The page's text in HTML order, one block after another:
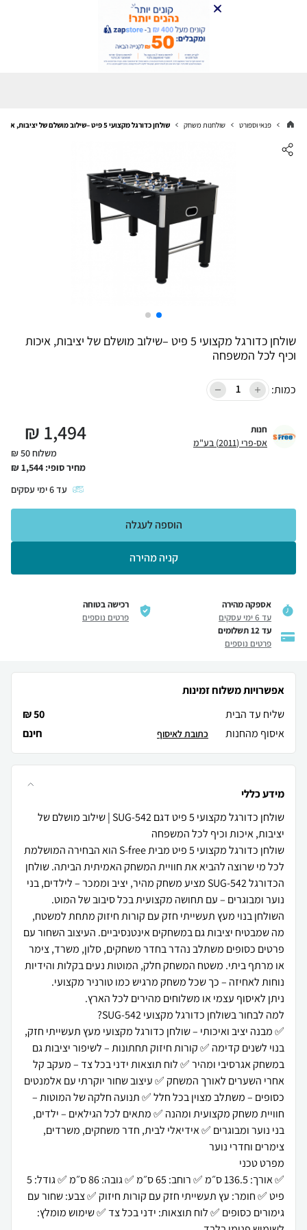
פנאי וספורט שולחנות משחק שולחן כדורגל מקצועי 5 פיט –שילוב מושלם של יציבות, איכות וכיף לכל המשפחה
שולחן כדורגל מקצועי 5 פיט –שילוב מושלם של יציבות, איכות
וכיף לכל המשפחה
כמות:
חנות
אס-פרי (2011) בע"מ 1,494
₪
משלוח 50 ₪
מחיר סופי: 1,544
₪
עד6ימי עסקים
קניה מהירה
הוספה לעגלה
אספקה מהירה
עד 6 ימי עסקים
רכישה בטוחה
פרטים נוספים
עד 12 תשלומים
פרטים נוספים
אפשרויות משלוח זמינות
שליח עד הבית
50 ₪
איסוף מהחנות
חינם כתובת לאיסוף
מידע כללי
שולחן כדורגל מקצועי 5 פיט דגם SUG-542 | שילוב מושלם של
שולחן כדורגל מקצועי 5 פיט מבית S-free הוא הבחירה המושלמת
לכל מי שרוצה להביא את חוויית המשחק האמיתית הביתה. שולחן
הכדורגל SUG-542 מציע משחק מהיר, יציב וממכר – לילדים, בני
השולחן בנוי מעץ תעשייתי חזק עם קורות חיזוק מתחת למשטח,
מה שמבטיח יציבות גם במשחקים אינטנסיביים. העיצוב השחור עם
פרטים כסופים משתלב נהדר בחדר משחקים, סלון, משרד, צימר
או מרתף ביתי. משטח המשחק חלק, המוטות נעים בקלות והידיות
✅ מבנה יציב ואיכותי – שולחן כדורגל מקצועי מעץ תעשייתי חזק,
בנוי לשנים קדימה ✅ קורות חיזוק תחתונות – לשיפור יציבות גם
במשחק אגרסיבי ומהיר ✅ לוח תוצאות ידני בכל צד – מעקב קל
אחרי השערים לאורך המשחק ✅ עיצוב שחור יוקרתי עם אלמנטים
כסופים – משתלב מצוין בכל חלל ✅ תנועה חלקה של המוטות –
חוויית משחק מקצועית ומהנה ✅ מתאים לכל הגילאים – ילדים,
בני נוער ומבוגרים ✅ אידיאלי לבית, חדר משחקים, משרדים,
✅ אורך: 136.5 ס״מ ✅ רוחב: 65 ס״מ ✅ גובה: 86 ס״מ ✅ גודל: 5
פיט ✅ חומר: עץ תעשייתי חזק עם קורות חיזוק ✅ צבע: שחור עם
גימורים כסופים ✅ לוח תוצאות: ידני בכל צד ✅ שימוש מומלץ: